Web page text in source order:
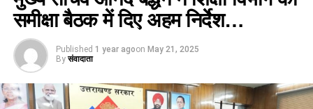
समीक्षा बैठक में दिए अहम निर्देश…
Published 1 year agoon May 21, 2025
By संवादाता